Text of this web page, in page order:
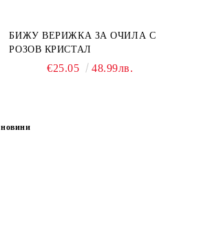
БИЖУ ВЕРИЖКА ЗА ОЧИЛА С
РОЗОВ КРИСТАЛ
€25.05 48.99лв.